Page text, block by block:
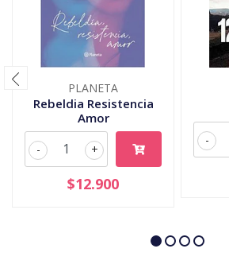
PLANETA
Rebeldia Resistencia
Amor
+
-
$12.900
-